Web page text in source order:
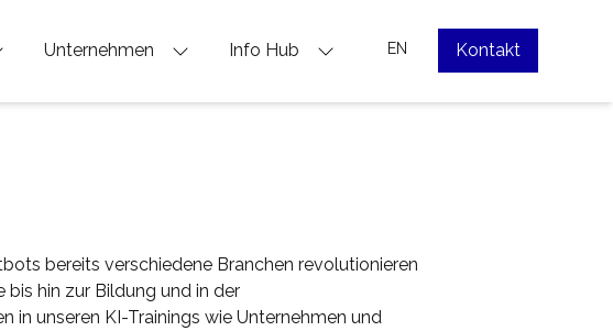
Unternehmen Info Hub EN Kontakt
bereits verschiedene Branchen revolutionieren
hin zur Bildung und in der
in unseren KI-Trainings wie Unternehmen und